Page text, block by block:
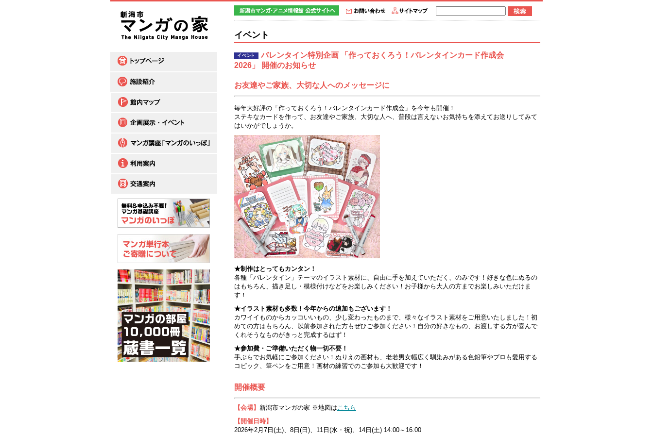
イベント
バレンタイン特別企画 「作っておくろう！バレンタインカード作成会
2026」 開催のお知らせ
お友達やご家族、大切な人へのメッセージに
毎年大好評の「作っておくろう！バレンタインカード作成会」を今年も開催！
ステキなカードを作って、お友達やご家族、大切な人へ、普段は言えないお気持ちを添えてお送りしてみて
はいかがでしょうか。
★制作はとってもカンタン！
各種「バレンタイン」テーマのイラスト素材に、自由に手を加えていただく、のみです！好きな色にぬるの
はもちろん、描き足し・模様付けなどをお楽しみください！お子様から大人の方までお楽しみいただけま
す！
★イラスト素材も多数！今年からの追加もございます！
カワイイものからカッコいいもの、少し変わったものまで、様々なイラスト素材をご用意いたしました！初
めての方はもちろん、以前参加された方もぜひご参加ください！自分の好きなもの、お渡しする方が喜んで
くれそうなものがきっと完成するはず！
★参加費・ご準備いただく物一切不要！
手ぶらでお気軽にご参加ください！ぬりえの画材も、老若男女幅広く馴染みがある色鉛筆やプロも愛用する
コピック、筆ペンをご用意！画材の練習でのご参加も大歓迎です！
開催概要
【会場】 新潟市マンガの家 ※地図はこちら
【開催日時】
2026年2月7日(土)、8日(日)、11日(水・祝)、14日(土) 14:00～16:00